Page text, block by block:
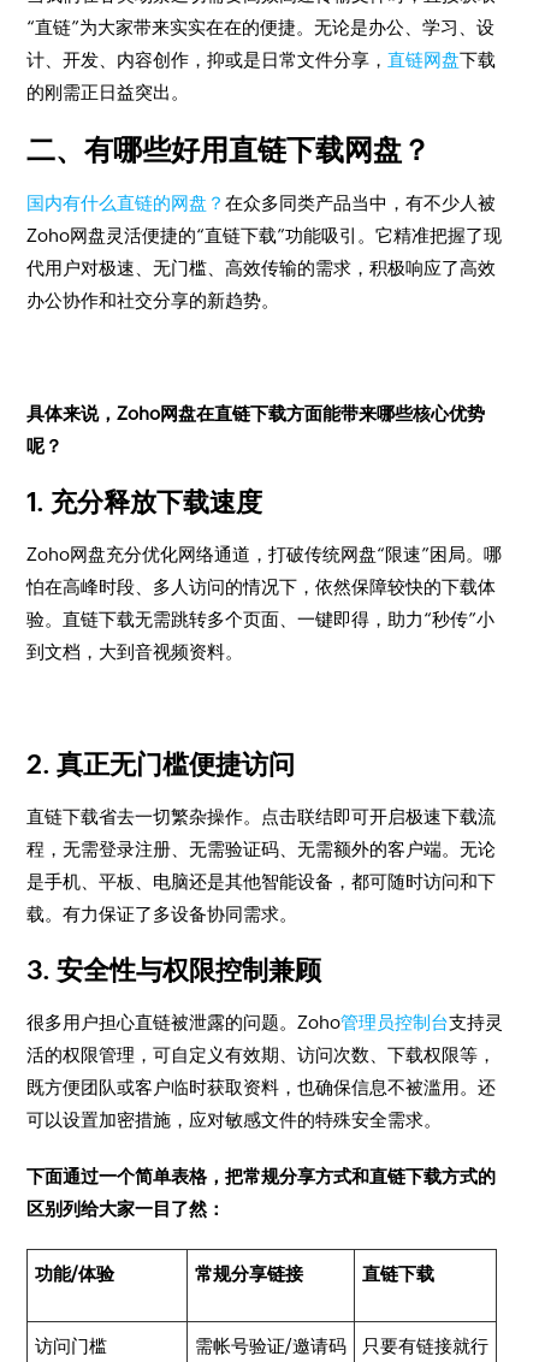
“直链”为大家带来实实在在的便捷。无论是办公、学习、设
计、开发、内容创作，抑或是日常文件分享，直链网盘下载
的刚需正日益突出。
二、有哪些好用直链下载网盘？
国内有什么直链的网盘？在众多同类产品当中，有不少人被
Zoho网盘灵活便捷的“直链下载”功能吸引。它精准把握了现
代用户对极速、无门槛、高效传输的需求，积极响应了高效
办公协作和社交分享的新趋势。
具体来说，Zoho网盘在直链下载方面能带来哪些核心优势
呢？
1. 充分释放下载速度
Zoho网盘充分优化网络通道，打破传统网盘“限速”困局。哪
怕在高峰时段、多人访问的情况下，依然保障较快的下载体
验。直链下载无需跳转多个页面、一键即得，助力“秒传”小
到文档，大到音视频资料。
2. 真正无门槛便捷访问
直链下载省去一切繁杂操作。点击联结即可开启极速下载流
程，无需登录注册、无需验证码、无需额外的客户端。无论
是手机、平板、电脑还是其他智能设备，都可随时访问和下
载。有力保证了多设备协同需求。
3. 安全性与权限控制兼顾
很多用户担心直链被泄露的问题。Zoho管理员控制台支持灵
活的权限管理，可自定义有效期、访问次数、下载权限等，
既方便团队或客户临时获取资料，也确保信息不被滥用。还
可以设置加密措施，应对敏感文件的特殊安全需求。
下面通过一个简单表格，把常规分享方式和直链下载方式的
区别列给大家一目了然：
功能/体验 常规分享链接 直链下载
访问门槛 需帐号验证/邀请码 只要有链接就行